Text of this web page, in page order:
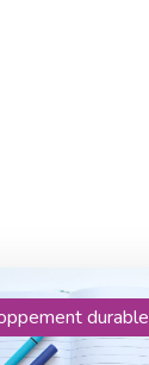
durable